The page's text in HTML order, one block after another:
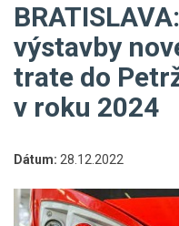
menu
na
užívateľské
menu
Skočiť
stránky
výstavby
trate do
v roku 2024
Dátum: 28.12.2022